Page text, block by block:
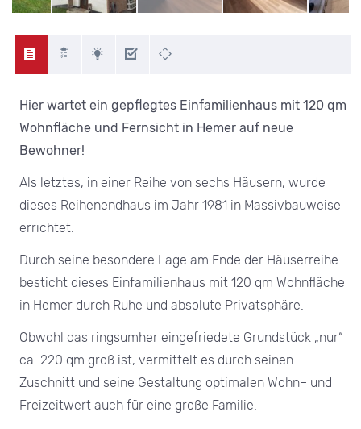
Hier wartet ein gepflegtes Einfamilienhaus mit 120 qm
Wohnfläche und Fernsicht in Hemer auf neue
Bewohner!
Als letztes, in einer Reihe von sechs Häusern, wurde
dieses Reihenendhaus im Jahr 1981 in Massivbauweise
errichtet.
Durch seine besondere Lage am Ende der Häuserreihe
besticht dieses Einfamilienhaus mit 120 qm Wohnfläche
in Hemer durch Ruhe und absolute Privatsphäre.
Obwohl das ringsumher eingefriedete Grundstück „nur“
ca. 220 qm groß ist, vermittelt es durch seinen
Zuschnitt und seine Gestaltung optimalen Wohn– und
Freizeitwert auch für eine große Familie.